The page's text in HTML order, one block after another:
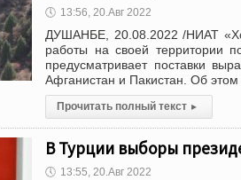
🕔 13:56, 20.Авг 2022
ДУШАНБЕ, 20.08.2022 /НИАТ
работы на своей территории
предусматривает поставки
Афганистан и Пакистан. Об этом
Прочитать полный текст ▸
В Турции выборы
🕔 13:55, 20.Авг 2022